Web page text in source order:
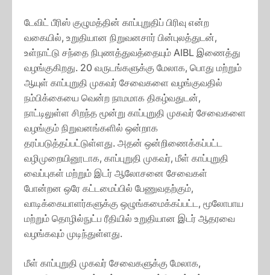
டேவிட் பீரிஸ் குழுமத்தின் காப்புறுதிப் பிரிவு என்ற
வகையில், உறுதியான நிறுவனசார் பின்புலத்துடன்,
உள்நாட்டு சந்தை நிபுணத்துவத்தையும் AIBL இணைத்து
வழங்குகிறது. 20 வருடங்களுக்கு மேலாக, பொது மற்றும்
ஆயுள் காப்புறுதி முகவர் சேவைகளை வழங்குவதில்
நம்பிக்கையை வென்ற நாமமாக திகழ்வதுடன்,
நாட்டிலுள்ள சிறந்த மூன்று காப்புறுதி முகவர் சேவைகளை
வழங்கும் நிறுவனங்களில் ஒன்றாக
தரப்படுத்தப்பட்டுள்ளது. அதன் ஒன்றிணைக்கப்பட்ட
வழிமுறையினூடாக, காப்புறுதி முகவர், மீள் காப்புறுதி
வைப்புகள் மற்றும் இடர் ஆலோசனை சேவைகள்
போன்றன ஒரே கட்டமைப்பில் பேணுவதற்கும்,
வாடிக்கையாளர்களுக்கு ஒழுங்கமைக்கப்பட்ட, மூலோபாய
மற்றும் தொழில்நுட்ப ரீதியில் உறுதியான இடர் ஆதரவை
வழங்கவும் முடிந்துள்ளது.
மீள் காப்புறுதி முகவர் சேவைகளுக்கு மேலாக,